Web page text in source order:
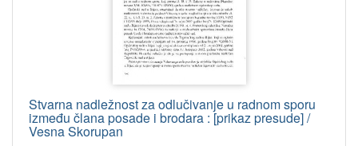
Stvarna nadležnost za odlučivanje u radnom sporu
između člana posade i brodara : [prikaz presude] /
Vesna Skorupan